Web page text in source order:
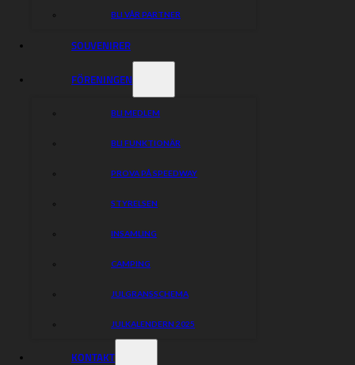
BLI VÅR PARTNER
SOUVENIRER
FÖRENINGEN
BLI MEDLEM
BLI FUNKTIONÄR
PROVA PÅ SPEEDWAY
STYRELSEN
INSAMLING
CAMPING
JULGRANSSCHEMA
JULKALENDERN 2025
KONTAKT